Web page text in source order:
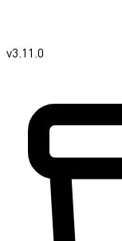
v3.11.0